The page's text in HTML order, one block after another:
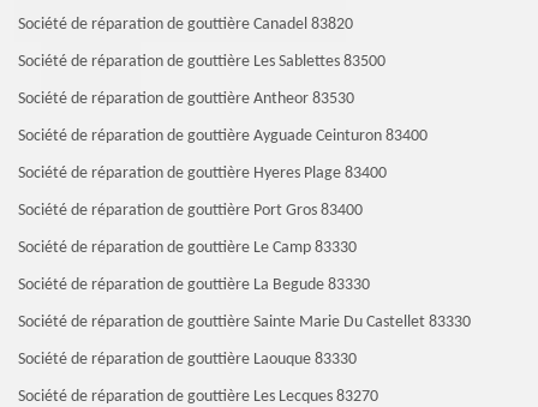
Société de réparation de gouttière Canadel 83820
Société de réparation de gouttière Les Sablettes 83500
Société de réparation de gouttière Antheor 83530
Société de réparation de gouttière Ayguade Ceinturon 83400
Société de réparation de gouttière Hyeres Plage 83400
Société de réparation de gouttière Port Gros 83400
Société de réparation de gouttière Le Camp 83330
Société de réparation de gouttière La Begude 83330
Société de réparation de gouttière Sainte Marie Du Castellet 83330
Société de réparation de gouttière Laouque 83330
Société de réparation de gouttière Les Lecques 83270